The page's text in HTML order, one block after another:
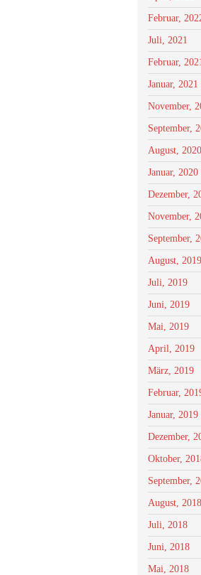
Februar,
Juli, 2021
Februar,
Januar, 2021
November,
September,
August, 2020
Januar, 2020
Dezember,
November,
September,
August, 2019
Juli, 2019
Juni, 2019
Mai, 2019
April, 2019
März, 2019
Februar,
Januar, 2019
Dezember,
Oktober,
September,
August, 2018
Juli, 2018
Juni, 2018
Mai, 2018